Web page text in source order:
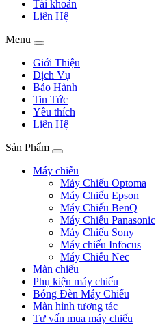
Tài khoản
Liên Hệ
Menu
Giới Thiệu
Dịch Vụ
Bảo Hành
Tin Tức
Yêu thích
Liên Hệ
Sản Phẩm
Máy chiếu
Máy Chiếu Optoma
Máy Chiếu Epson
Máy Chiếu BenQ
Máy Chiếu Panasonic
Máy Chiếu Sony
Máy chiếu Infocus
Máy Chiếu Nec
Màn chiếu
Phụ kiện máy chiếu
Bóng Đèn Máy Chiếu
Màn hình tương tác
Tư vấn mua máy chiếu